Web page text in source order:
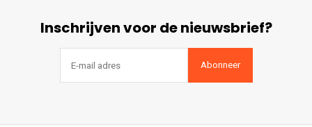
Inschrijven voor de nieuwsbrief?
Abonneer